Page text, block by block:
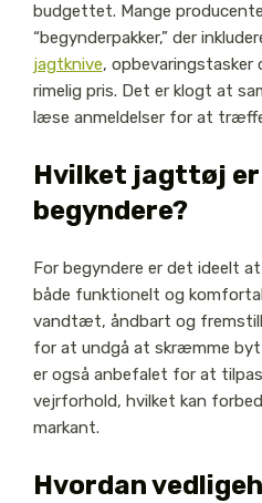
budgettet. Mange
“begynderpakker,” der
jagtknive, opbevaringstasker
rimelig pris. Det er klogt at
læse anmeldelser for at
Hvilket jagttøj
begyndere?
For begyndere er det ideelt
både funktionelt og
vandtæt, åndbart og
for at undgå at skræmme
er også anbefalet for at
vejrforhold, hvilket kan
markant.
Hvordan